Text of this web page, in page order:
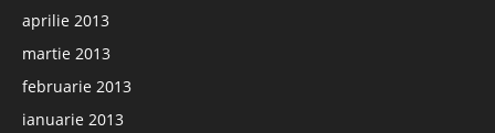
aprilie 2013
martie 2013
februarie 2013
ianuarie 2013